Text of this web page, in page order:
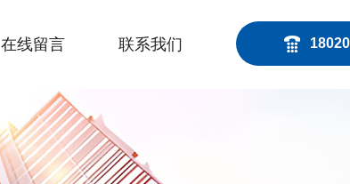
在线留言 联系我们